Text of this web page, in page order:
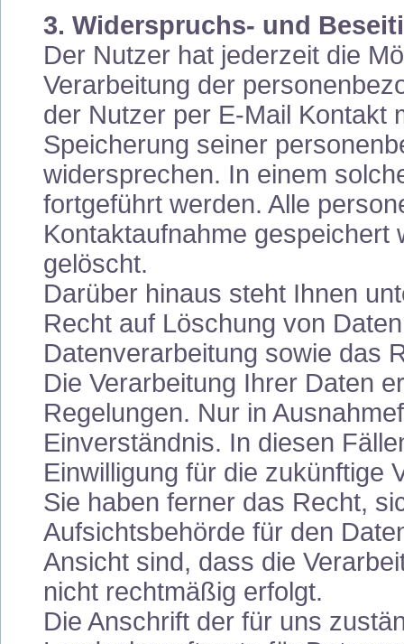
3. Widerspruchs- und
Der Nutzer hat jederzeit die
Verarbeitung der
der Nutzer per E-Mail Kontakt
Speicherung seiner
widersprechen. In einem
fortgeführt werden. Alle
Kontaktaufnahme gespeichert
gelöscht.
Darüber hinaus steht Ihnen
Recht auf Löschung von
Datenverarbeitung sowie das
Die Verarbeitung Ihrer Daten
Regelungen. Nur in
Einverständnis. In diesen
Einwilligung für die zukünftige
Sie haben ferner das Recht,
Aufsichtsbehörde für den
Ansicht sind, dass die
nicht rechtmäßig erfolgt.
Die Anschrift der für uns